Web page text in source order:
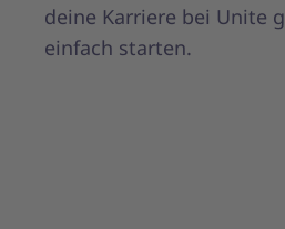
deine Karriere bei Unite
einfach starten.